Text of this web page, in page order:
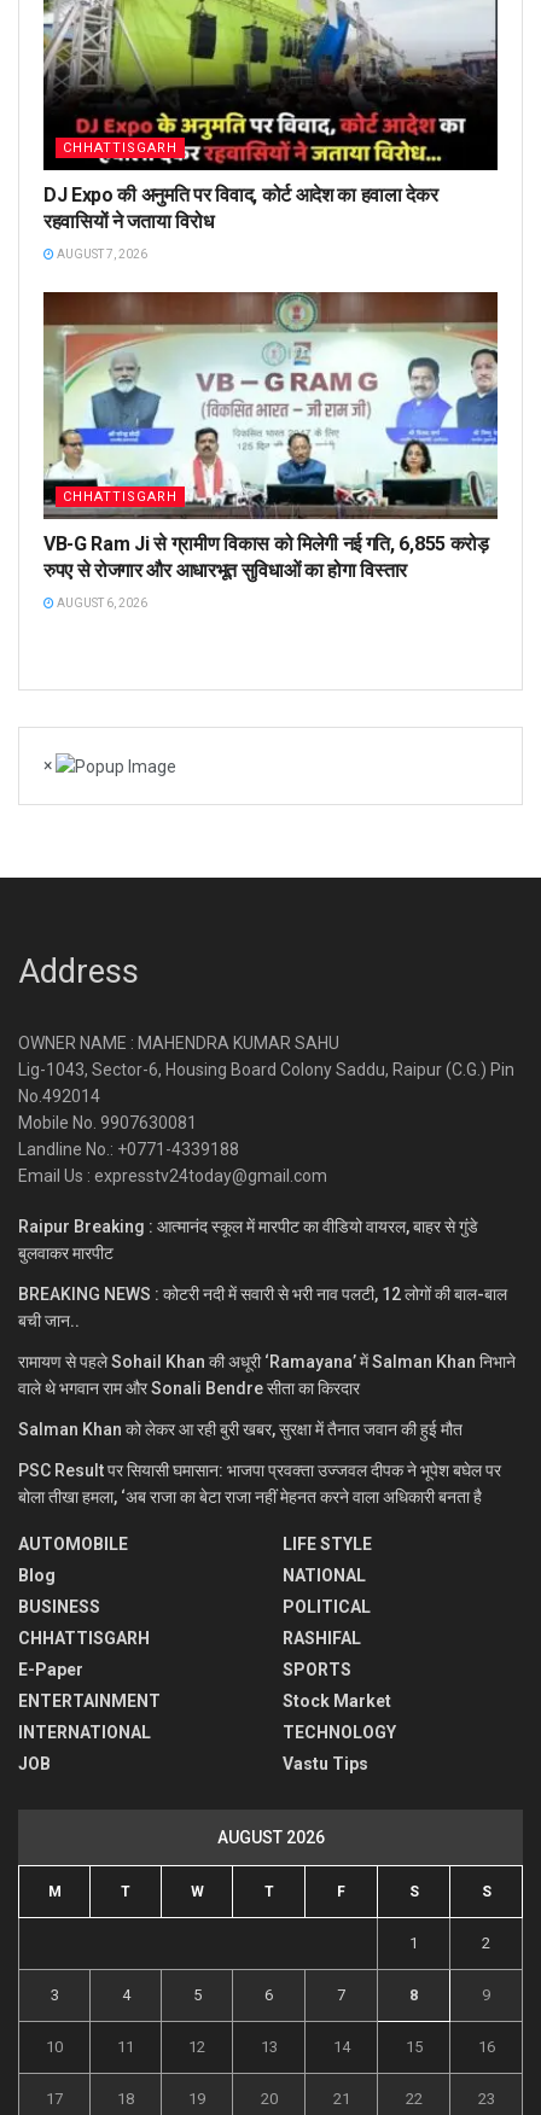
CHHATTISGARH
DJ Expo की अनुमति पर विवाद, कोर्ट आदेश का हवाला देकर
रहवासियों ने जताया विरोध
AUGUST 7, 2026
CHHATTISGARH
VB-G Ram Ji से ग्रामीण विकास को मिलेगी नई गति, 6,855 करोड़
रुपए से रोजगार और आधारभूत सुविधाओं का होगा विस्तार
AUGUST 6, 2026
×
Address
OWNER NAME : MAHENDRA KUMAR SAHU
Lig-1043, Sector-6, Housing Board Colony Saddu, Raipur (C.G.) Pin
No.492014
Mobile No. 9907630081
Landline No.: +0771-4339188
Email Us : expresstv24today@gmail.com
Raipur Breaking : आत्मानंद स्कूल में मारपीट का वीडियो वायरल, बाहर से गुंडे
बुलवाकर मारपीट
BREAKING NEWS : कोटरी नदी में सवारी से भरी नाव पलटी, 12 लोगों की बाल-बाल
बची जान..
रामायण से पहले Sohail Khan की अधूरी ‘Ramayana’ में Salman Khan निभाने
वाले थे भगवान राम और Sonali Bendre सीता का किरदार
Salman Khan को लेकर आ रही बुरी खबर, सुरक्षा में तैनात जवान की हुई मौत
PSC Result पर सियासी घमासान: भाजपा प्रवक्ता उज्जवल दीपक ने भूपेश बघेल पर
बोला तीखा हमला, ‘अब राजा का बेटा राजा नहीं मेहनत करने वाला अधिकारी बनता है
AUTOMOBILE
Blog
BUSINESS
CHHATTISGARH
E-Paper
ENTERTAINMENT
INTERNATIONAL
JOB
LIFE STYLE
NATIONAL
POLITICAL
RASHIFAL
SPORTS
Stock Market
TECHNOLOGY
Vastu Tips
AUGUST 2026
M T W T F S S
1 2
3 4 5 6 7 8 9
10 11 12 13 14 15 16
17 18 19 20 21 22 23